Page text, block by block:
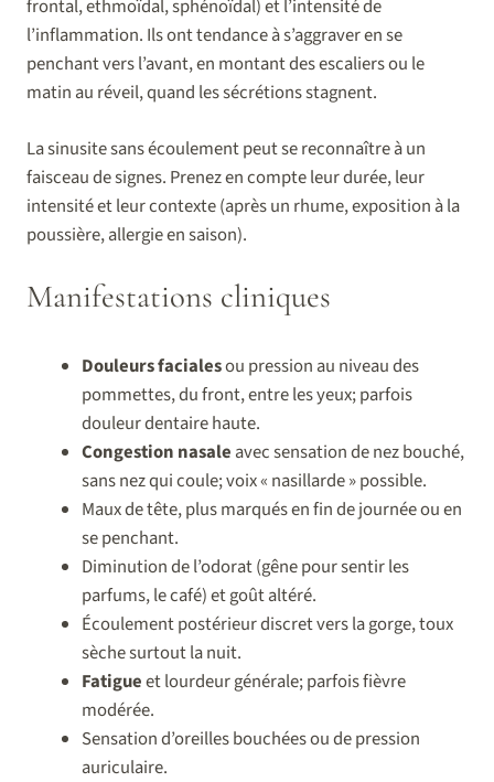
frontal, ethmoïdal, sphénoïdal) et l’intensité de
l’inflammation. Ils ont tendance à s’aggraver en se
penchant vers l’avant, en montant des escaliers ou le
matin au réveil, quand les sécrétions stagnent.
La sinusite sans écoulement peut se reconnaître à un
faisceau de signes. Prenez en compte leur durée, leur
intensité et leur contexte (après un rhume, exposition à la
poussière, allergie en saison).
Manifestations cliniques
Douleurs facialesou pression au niveau des
pommettes, du front, entre les yeux; parfois
douleur dentaire haute.
Congestion nasale avec sensation de nez bouché,
sans nez qui coule; voix « nasillarde » possible.
Maux de tête, plus marqués en fin de journée ou en
se penchant.
Diminution de l’odorat (gêne pour sentir les
parfums, le café) et goût altéré.
Écoulement postérieur discret vers la gorge, toux
sèche surtout la nuit.
Fatigueet lourdeur générale; parfois fièvre
modérée.
Sensation d’oreilles bouchées ou de pression
auriculaire.